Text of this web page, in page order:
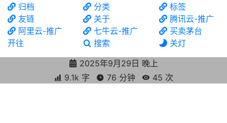
归档
分类
标签
友链
关于
腾讯云-推广
阿里云-推广
七牛云-推广
买卖茅台
开往
搜索
关灯
2025年9月29日 晚上
9.1k 字
76 分钟 45 次